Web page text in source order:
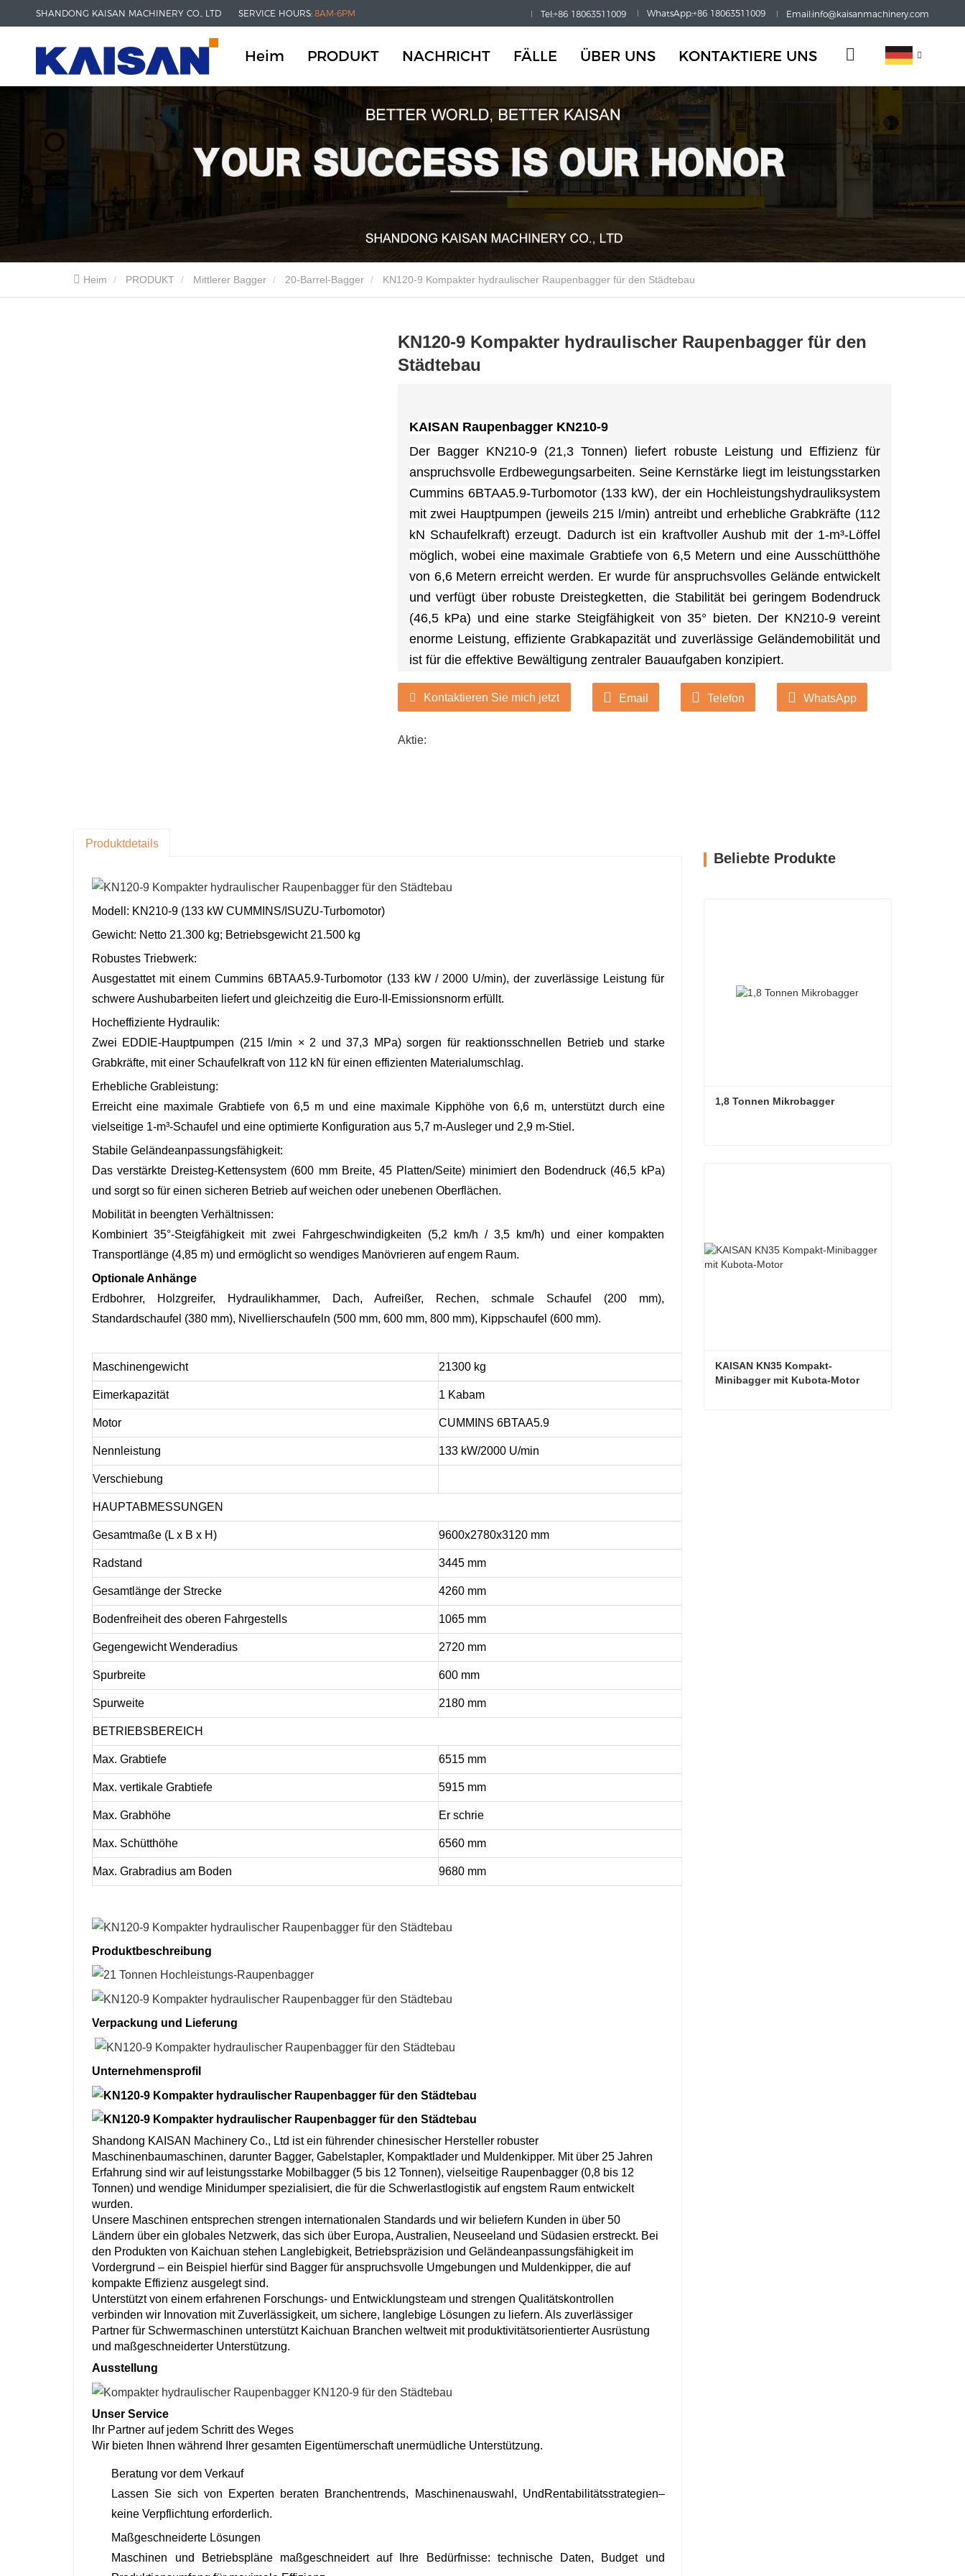
SHANDONG KAISAN MACHINERY CO., LTD SERVICE HOURS: 8AM-6PM Tel:+86 18063511009 WhatsApp:+86 18063511009 Email:info@kaisanmachinery.com
Heim PRODUKT NACHRICHT FÄLLE ÜBER UNS KONTAKTIERE UNS
Heim PRODUKT Mittlerer Bagger 20-Barrel-Bagger KN120-9 Kompakter hydraulischer Raupenbagger für den Städtebau
KN120-9 Kompakter hydraulischer Raupenbagger für den
Städtebau
KAISAN Raupenbagger KN210-9
Der Bagger KN210-9 (21,3 Tonnen) liefert robuste Leistung und Effizienz für
anspruchsvolle Erdbewegungsarbeiten. Seine Kernstärke liegt im leistungsstarken
Cummins 6BTAA5.9-Turbomotor (133 kW), der ein Hochleistungshydrauliksystem
mit zwei Hauptpumpen (jeweils 215 l/min) antreibt und erhebliche Grabkräfte (112
kN Schaufelkraft) erzeugt. Dadurch ist ein kraftvoller Aushub mit der 1-m³-Löffel
möglich, wobei eine maximale Grabtiefe von 6,5 Metern und eine Ausschütthöhe
von 6,6 Metern erreicht werden. Er wurde für anspruchsvolles Gelände entwickelt
und verfügt über robuste Dreistegketten, die Stabilität bei geringem Bodendruck
(46,5 kPa) und eine starke Steigfähigkeit von 35° bieten. Der KN210-9 vereint
enorme Leistung, effiziente Grabkapazität und zuverlässige Geländemobilität und
ist für die effektive Bewältigung zentraler Bauaufgaben konzipiert.
Kontaktieren Sie mich jetzt Email Telefon WhatsApp
Aktie:
Produktdetails
Modell: KN210-9 (133 kW CUMMINS/ISUZU-Turbomotor)
Gewicht: Netto 21.300 kg; Betriebsgewicht 21.500 kg
Robustes Triebwerk:
Ausgestattet mit einem Cummins 6BTAA5.9-Turbomotor (133 kW / 2000 U/min), der zuverlässige Leistung für
schwere Aushubarbeiten liefert und gleichzeitig die Euro-II-Emissionsnorm erfüllt.
Hocheffiziente Hydraulik:
Zwei EDDIE-Hauptpumpen (215 l/min × 2 und 37,3 MPa) sorgen für reaktionsschnellen Betrieb und starke
Grabkräfte, mit einer Schaufelkraft von 112 kN für einen effizienten Materialumschlag.
Erhebliche Grableistung:
Erreicht eine maximale Grabtiefe von 6,5 m und eine maximale Kipphöhe von 6,6 m, unterstützt durch eine
vielseitige 1-m³-Schaufel und eine optimierte Konfiguration aus 5,7 m-Ausleger und 2,9 m-Stiel.
Stabile Geländeanpassungsfähigkeit:
Das verstärkte Dreisteg-Kettensystem (600 mm Breite, 45 Platten/Seite) minimiert den Bodendruck (46,5 kPa)
und sorgt so für einen sicheren Betrieb auf weichen oder unebenen Oberflächen.
Mobilität in beengten Verhältnissen:
Kombiniert 35°-Steigfähigkeit mit zwei Fahrgeschwindigkeiten (5,2 km/h / 3,5 km/h) und einer kompakten
Transportlänge (4,85 m) und ermöglicht so wendiges Manövrieren auf engem Raum.
Optionale Anhänge
Erdbohrer, Holzgreifer, Hydraulikhammer, Dach, Aufreißer, Rechen, schmale Schaufel (200 mm),
Standardschaufel (380 mm), Nivellierschaufeln (500 mm, 600 mm, 800 mm), Kippschaufel (600 mm).
Maschinengewicht 21300 kg
Eimerkapazität 1 Kabam
Motor CUMMINS 6BTAA5.9
Nennleistung 133 kW/2000 U/min
Verschiebung
HAUPTABMESSUNGEN
Gesamtmaße (L x B x H) 9600x2780x3120 mm
Radstand 3445 mm
Gesamtlänge der Strecke 4260 mm
Bodenfreiheit des oberen Fahrgestells 1065 mm
Gegengewicht Wenderadius 2720 ​​mm
Spurbreite 600 mm
Spurweite 2180 mm
BETRIEBSBEREICH
Max. Grabtiefe 6515 mm
Max. vertikale Grabtiefe 5915 mm
Max. Grabhöhe Er schrie
Max. Schütthöhe 6560 mm
Max. Grabradius am Boden 9680 mm
Produktbeschreibung
Verpackung und Lieferung
Unternehmensprofil
Shandong KAISAN Machinery Co., Ltd ist ein führender chinesischer Hersteller robuster
Maschinenbaumaschinen, darunter Bagger, Gabelstapler, Kompaktlader und Muldenkipper. Mit über 25 Jahren
Erfahrung sind wir auf leistungsstarke Mobilbagger (5 bis 12 Tonnen), vielseitige Raupenbagger (0,8 bis 12
Tonnen) und wendige Minidumper spezialisiert, die für die Schwerlastlogistik auf engstem Raum entwickelt
wurden.
Unsere Maschinen entsprechen strengen internationalen Standards und wir beliefern Kunden in über 50
Ländern über ein globales Netzwerk, das sich über Europa, Australien, Neuseeland und Südasien erstreckt. Bei
den Produkten von Kaichuan stehen Langlebigkeit, Betriebspräzision und Geländeanpassungsfähigkeit im
Vordergrund – ein Beispiel hierfür sind Bagger für anspruchsvolle Umgebungen und Muldenkipper, die auf
kompakte Effizienz ausgelegt sind.
Unterstützt von einem erfahrenen Forschungs- und Entwicklungsteam und strengen Qualitätskontrollen
verbinden wir Innovation mit Zuverlässigkeit, um sichere, langlebige Lösungen zu liefern. Als zuverlässiger
Partner für Schwermaschinen unterstützt Kaichuan Branchen weltweit mit produktivitätsorientierter Ausrüstung
und maßgeschneiderter Unterstützung.
Ausstellung
Unser Service
Ihr Partner auf jedem Schritt des Weges
Wir bieten Ihnen während Ihrer gesamten Eigentümerschaft unermüdliche Unterstützung.
Beratung vor dem Verkauf
Lassen Sie sich von Experten beraten Branchentrends, Maschinenauswahl , Und Rentabilitätsstrategien–
keine Verpflichtung erforderlich.
Maßgeschneiderte Lösungen
Maschinen und Betriebspläne maßgeschneidert auf Ihre Bedürfnisse: technische Daten, Budget und
Beliebte Produkte
1,8 Tonnen Mikrobagger
KAISAN KN35 Kompakt-
Minibagger mit Kubota-Motor